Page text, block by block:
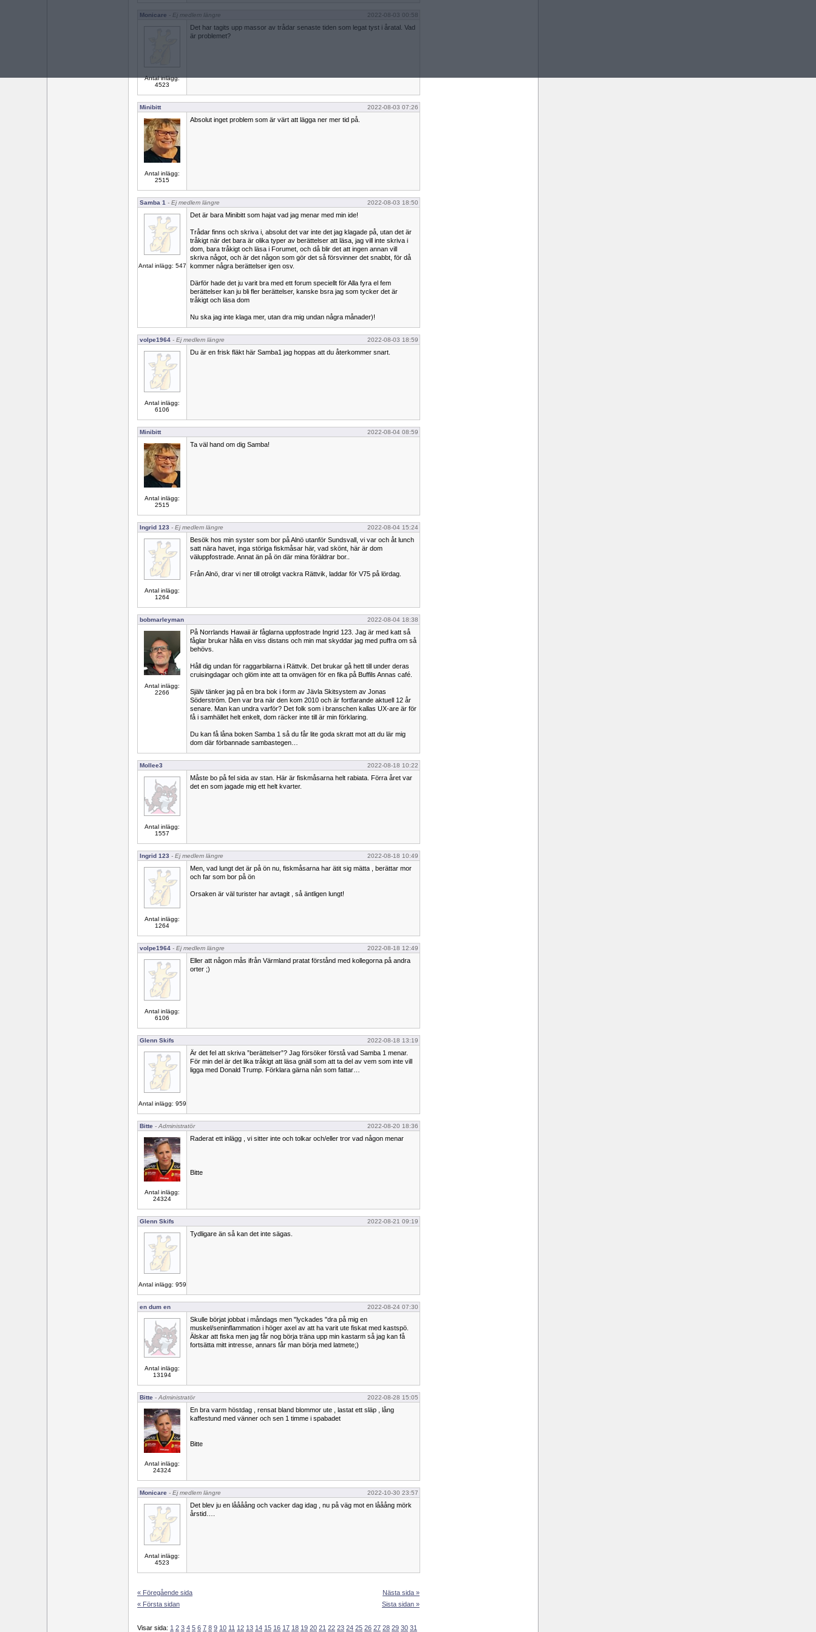
Monicare - Ej medlem längre 2022-08-03 00:58
Antal inlägg:
4523
Det har tagits upp massor av trådar senaste tiden som legat tyst i åratal. Vad
är problemet?
Minibitt 2022-08-03 07:26
Antal inlägg:
2515
Absolut inget problem som är värt att lägga ner mer tid på.
Samba 1 - Ej medlem längre 2022-08-03 18:50
Antal inlägg: 547
Det är bara Minibitt som hajat vad jag menar med min ide!
Trådar finns och skriva i, absolut det var inte det jag klagade på, utan det är
tråkigt när det bara är olika typer av berättelser att läsa, jag vill inte skriva i
dom, bara tråkigt och läsa i Forumet, och då blir det att ingen annan vill
skriva något, och är det någon som gör det så försvinner det snabbt, för då
kommer några berättelser igen osv.
Därför hade det ju varit bra med ett forum speciellt för Alla fyra el fem
berättelser kan ju bli fler berättelser, kanske bsra jag som tycker det är
tråkigt och läsa dom
Nu ska jag inte klaga mer, utan dra mig undan några månader)!
volpe1964 - Ej medlem längre 2022-08-03 18:59
Antal inlägg:
6106
Du är en frisk fläkt här Samba1 jag hoppas att du återkommer snart.
Minibitt 2022-08-04 08:59
Antal inlägg:
2515
Ta väl hand om dig Samba!
Ingrid 123 - Ej medlem längre 2022-08-04 15:24
Antal inlägg:
1264
Besök hos min syster som bor på Alnö utanför Sundsvall, vi var och åt lunch
satt nära havet, inga störiga fiskmåsar här, vad skönt, här är dom
väluppfostrade. Annat än på ön där mina föräldrar bor..
Från Alnö, drar vi ner till otroligt vackra Rättvik, laddar för V75 på lördag.
bobmarleyman 2022-08-04 18:38
Antal inlägg:
2266
På Norrlands Hawaii är fåglarna uppfostrade Ingrid 123. Jag är med katt så
fåglar brukar hålla en viss distans och min mat skyddar jag med puffra om så
behövs.
Håll dig undan för raggarbilarna i Rättvik. Det brukar gå hett till under deras
cruisingdagar och glöm inte att ta omvägen för en fika på Buffils Annas café.
Själv tänker jag på en bra bok i form av Jävla Skitsystem av Jonas
Söderström. Den var bra när den kom 2010 och är fortfarande aktuell 12 år
senare. Man kan undra varför? Det folk som i branschen kallas UX-are är för
få i samhället helt enkelt, dom räcker inte till är min förklaring.
Du kan få låna boken Samba 1 så du får lite goda skratt mot att du lär mig
dom där förbannade sambastegen…
Mollee3 2022-08-18 10:22
Antal inlägg:
1557
Måste bo på fel sida av stan. Här är fiskmåsarna helt rabiata. Förra året var
det en som jagade mig ett helt kvarter.
Ingrid 123 - Ej medlem längre 2022-08-18 10:49
Antal inlägg:
1264
Men, vad lungt det är på ön nu, fiskmåsarna har ätit sig mätta , berättar mor
och far som bor på ön
Orsaken är väl turister har avtagit , så äntligen lungt!
volpe1964 - Ej medlem längre 2022-08-18 12:49
Antal inlägg:
6106
Eller att någon mås ifrån Värmland pratat förstånd med kollegorna på andra
orter ;)
Glenn Skifs 2022-08-18 13:19
Antal inlägg: 959
Är det fel att skriva ”berättelser”? Jag försöker förstå vad Samba 1 menar.
För min del är det lika tråkigt att läsa gnäll som att ta del av vem som inte vill
ligga med Donald Trump. Förklara gärna nån som fattar…
Bitte - Administratör 2022-08-20 18:36
Antal inlägg:
24324
Raderat ett inlägg , vi sitter inte och tolkar och/eller tror vad någon menar
Bitte
Glenn Skifs 2022-08-21 09:19
Antal inlägg: 959
Tydligare än så kan det inte sägas.
en dum en 2022-08-24 07:30
Antal inlägg:
13194
Skulle börjat jobbat i måndags men "lyckades "dra på mig en
muskel/seninflammation i höger axel av att ha varit ute fiskat med kastspö.
Älskar att fiska men jag får nog börja träna upp min kastarm så jag kan få
fortsätta mitt intresse, annars får man börja med latmete;)
Bitte - Administratör 2022-08-28 15:05
Antal inlägg:
24324
En bra varm höstdag , rensat bland blommor ute , lastat ett släp , lång
kaffestund med vänner och sen 1 timme i spabadet
Bitte
Monicare - Ej medlem längre 2022-10-30 23:57
Antal inlägg:
4523
Det blev ju en låååång och vacker dag idag , nu på väg mot en lååång mörk
årstid….
« Föregående sida
« Första sidan
Nästa sida »
Sista sidan »
Visar sida: 1 2 3 4 5 6 7 8 9 10 11 12 13 14 15 16 17 18 19 20 21 22 23 24 25 26 27 28 29 30 31